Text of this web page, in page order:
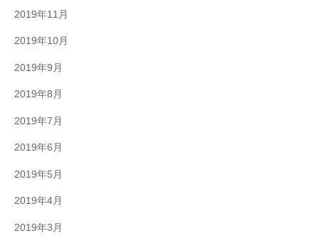
2019年11月
2019年10月
2019年9月
2019年8月
2019年7月
2019年6月
2019年5月
2019年4月
2019年3月